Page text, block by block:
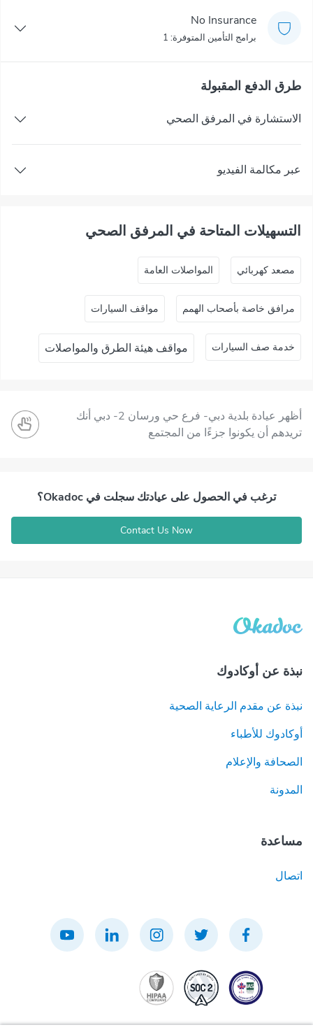
No Insurance
برامج التأمين المتوفرة: 1
طرق الدفع المقبولة
الاستشارة في المرفق الصحي
عبر مكالمة الفيديو
التسهيلات المتاحة في المرفق الصحي
ﻣﺼﻌﺪ ﻛﻬﺮﺑﺎﺋﻲ المواصلات العامة
مرافق خاصة بأصحاب الهمم مواقف السيارات
خدمة صف السيارات مواقف هيئة الطرق والمواصلات
أظهر عيادة بلدية دبي- فرع حي ورسان 2- دبي أنك
تريدهم أن يكونوا جزءًا من المجتمع
ترغب في الحصول على عيادتك سجلت في Okadoc؟
Contact Us Now
نبذة عن أوكادوك
نبذة عن مقدم الرعاية الصحية
أوكادوك للأطباء
الصحافة والإعلام
المدونة
مساعدة
اتصال